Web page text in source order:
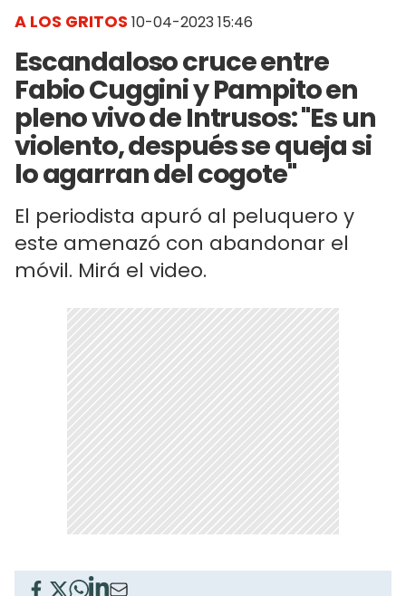
A LOS GRITOS 10-04-2023 15:46
Escandaloso cruce entre
Fabio Cuggini y Pampito en
pleno vivo de Intrusos: "Es un
violento, después se queja si
lo agarran del cogote"
El periodista apuró al peluquero y
este amenazó con abandonar el
móvil. Mirá el video.